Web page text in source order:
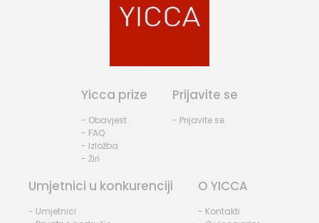
Yicca prize
- Obavjest
- FAQ
- Izložba
- Žiri
Prijavite se
- Prijavite se
Umjetnici u konkurenciji
- Umjetnici
O YICCA
- Kontakti